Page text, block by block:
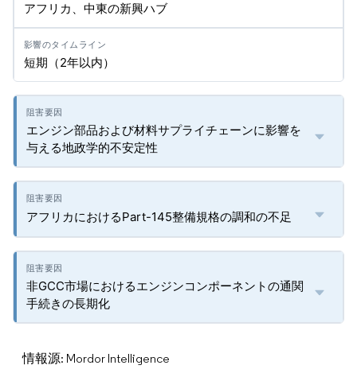
アフリカ、中東の新興ハブ
短期（2年以内）
エンジン部品および材料サプライチェーンに影響を
与える地政学的不安定性
アフリカにおけるPart-145整備規格の調和の不足
非GCC市場におけるエンジンコンポーネントの通関
手続きの長期化
情報源: Mordor Intelligence